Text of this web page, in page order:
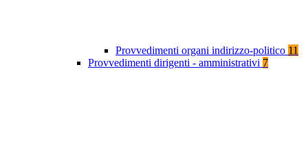
Provvedimenti organi indirizzo-politico 11
Provvedimenti dirigenti - amministrativi 7